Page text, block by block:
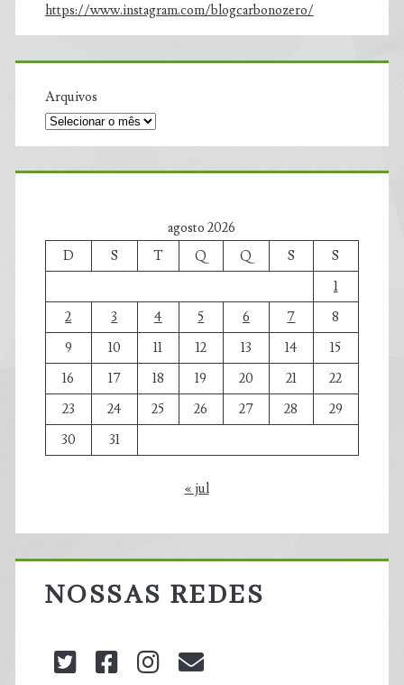
https://www.instagram.com/blogcarbonozero/
Arquivos
agosto 2026
D
S T Q Q S
S
1
2
3 4 5 6 7
8
9
10 11 12 13 14
15
16
17 18 19 20 21
22
23
24 25 26 27 28
29
30
31
« jul
NOSSAS REDES
twitterfacebookinstagram